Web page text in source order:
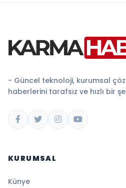
- Güncel teknoloji, kurumsal
haberlerini tarafsız ve hızlı bir
KURUMSAL
Künye